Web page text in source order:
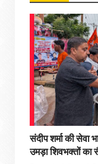
संदीप शर्मा की सेवा
उमड़ा शिवभक्तों का